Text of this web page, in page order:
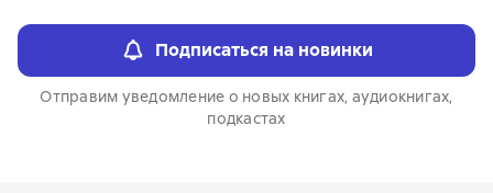
Подписаться на новинки
Отправим уведомление о новых книгах, аудиокнигах,
подкастах